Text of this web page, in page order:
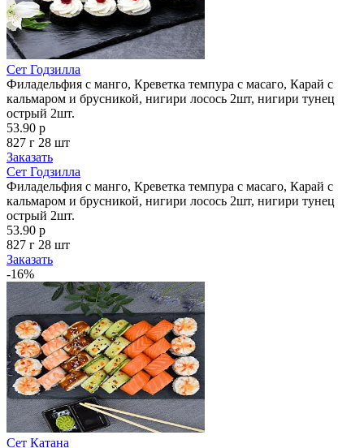
Сет Годзилла
Филадельфия с манго, Креветка темпура с масаго, Карай с
кальмаром и брусникой, нигири лосось 2шт, нигири тунец
острый 2шт.
53.90 р
827 г 28 шт
Заказать
Сет Годзилла
Филадельфия с манго, Креветка темпура с масаго, Карай с
кальмаром и брусникой, нигири лосось 2шт, нигири тунец
острый 2шт.
53.90 р
827 г 28 шт
Заказать
-16%
Сет Катана